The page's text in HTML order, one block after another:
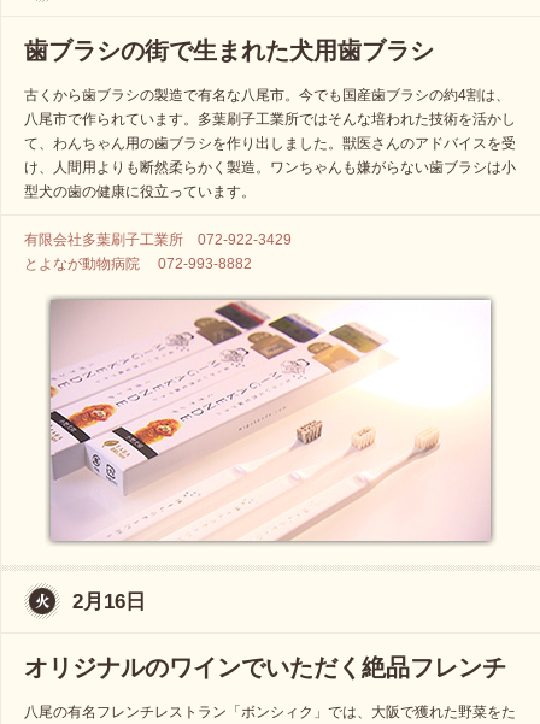
歯ブラシの街で生まれた犬用歯ブラシ
古くから歯ブラシの製造で有名な八尾市。今でも国産歯ブラシの約4割は、
八尾市で作られています。多葉刷子工業所ではそんな培われた技術を活かし
て、わんちゃん用の歯ブラシを作り出しました。獣医さんのアドバイスを受
け、人間用よりも断然柔らかく製造。ワンちゃんも嫌がらない歯ブラシは小
型犬の歯の健康に役立っています。
有限会社多葉刷子工業所 072-922-3429
とよなが動物病院 072-993-8882
2月16日
オリジナルのワインでいただく絶品フレンチ
八尾の有名フレンチレストラン「ボンシィク」では、大阪で獲れた野菜をた